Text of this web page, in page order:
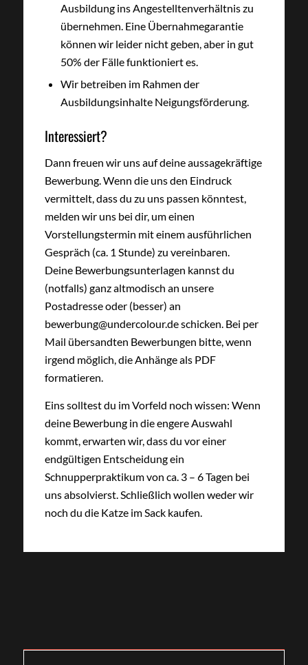
Ausbildung ins Angestelltenverhältnis zu
übernehmen. Eine Übernahmegarantie
können wir leider nicht geben, aber in gut
50% der Fälle funktioniert es.
Wir betreiben im Rahmen der
Ausbildungsinhalte Neigungsförderung.
Interessiert?
Dann freuen wir uns auf deine aussagekräftige
Bewerbung. Wenn die uns den Eindruck
vermittelt, dass du zu uns passen könntest,
melden wir uns bei dir, um einen
Vorstellungstermin mit einem ausführlichen
Gespräch (ca. 1 Stunde) zu vereinbaren.
Deine Bewerbungsunterlagen kannst du
(notfalls) ganz altmodisch an unsere
Postadresse oder (besser) an
bewerbung@undercolour.de schicken. Bei per
Mail übersandten Bewerbungen bitte, wenn
irgend möglich, die Anhänge als PDF
formatieren.
Eins solltest du im Vorfeld noch wissen: Wenn
deine Bewerbung in die engere Auswahl
kommt, erwarten wir, dass du vor einer
endgültigen Entscheidung ein
Schnupperpraktikum von ca. 3 – 6 Tagen bei
uns absolvierst. Schließlich wollen weder wir
noch du die Katze im Sack kaufen.